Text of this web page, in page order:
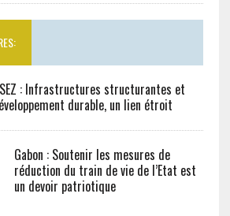
: Infrastructures structurantes et
durable, un lien étroit
Gabon : Soutenir les mesures de
réduction du train de vie de l’Etat est
un devoir patriotique